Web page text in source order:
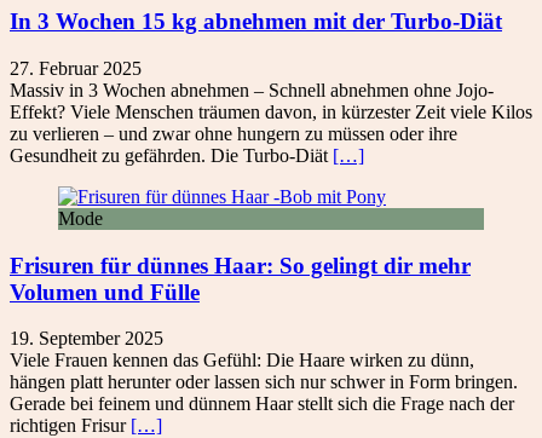
In 3 Wochen 15 kg abnehmen mit der Turbo-Diät
27. Februar 2025
Massiv in 3 Wochen abnehmen – Schnell abnehmen ohne Jojo-
Effekt? Viele Menschen träumen davon, in kürzester Zeit viele Kilos
zu verlieren – und zwar ohne hungern zu müssen oder ihre
Gesundheit zu gefährden. Die Turbo-Diät […]
Mode
Frisuren für dünnes Haar: So gelingt dir mehr
Volumen und Fülle
19. September 2025
Viele Frauen kennen das Gefühl: Die Haare wirken zu dünn,
hängen platt herunter oder lassen sich nur schwer in Form bringen.
Gerade bei feinem und dünnem Haar stellt sich die Frage nach der
richtigen Frisur […]